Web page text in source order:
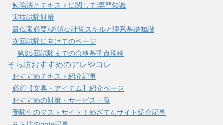
勉強法とテキストに関して:専門知識
実技試験対策
最低限必要/必須な計算スキルと理系基礎知識
次回試験に向けてのページ
第65回試験までの合格基準点推移
そら坊おすすめのアレやコレ
おすすめテキスト紹介記事
必須【文具・アイテム】紹介ページ
おすすめの対策・サービス一覧
受験生のマストサイト！めざてんサイト紹介記事